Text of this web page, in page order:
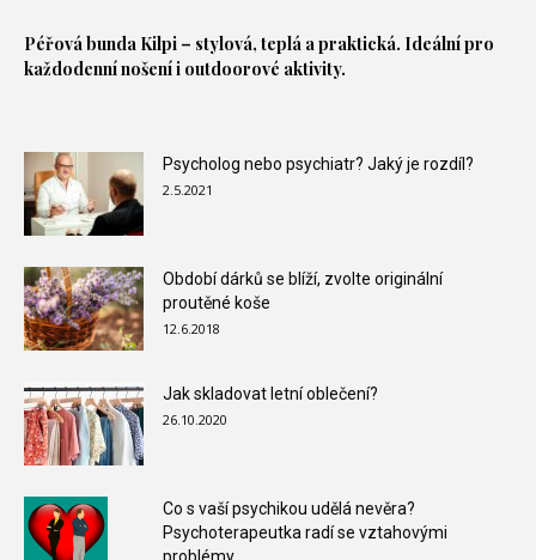
Péřová bunda Kilpi – stylová, teplá a praktická. Ideální pro
každodenní nošení i outdoorové aktivity.
Psycholog nebo psychiatr? Jaký je rozdíl?
2.5.2021
Období dárků se blíží, zvolte originální
proutěné koše
12.6.2018
Jak skladovat letní oblečení?
26.10.2020
Co s vaší psychikou udělá nevěra?
Psychoterapeutka radí se vztahovými